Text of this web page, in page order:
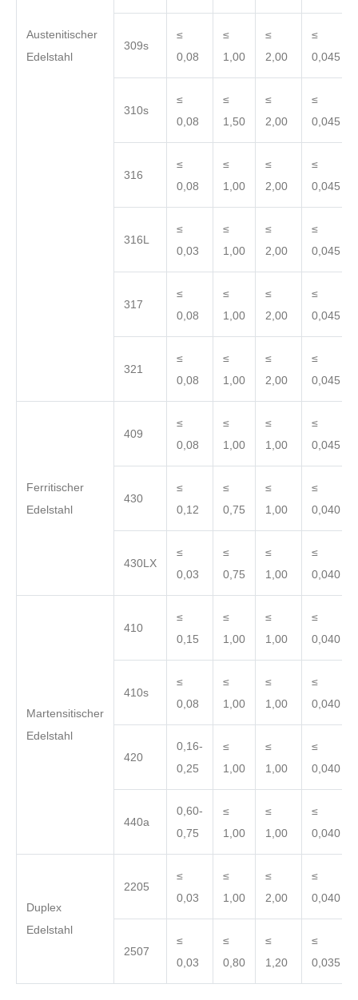
Austenitischer
Edelstahl
309s
≤
0,08
≤
1,00
≤
2,00
≤
0,045
310s
≤
0,08
≤
1,50
≤
2,00
≤
0,045
316
≤
0,08
≤
1,00
≤
2,00
≤
0,045
316L
≤
0,03
≤
1,00
≤
2,00
≤
0,045
317
≤
0,08
≤
1,00
≤
2,00
≤
0,045
321
≤
0,08
≤
1,00
≤
2,00
≤
0,045
Ferritischer
Edelstahl
409
≤
0,08
≤
1,00
≤
1,00
≤
0,045
430
≤
0,12
≤
0,75
≤
1,00
≤
0,040
430LX
≤
0,03
≤
0,75
≤
1,00
≤
0,040
Martensitischer
Edelstahl
410
≤
0,15
≤
1,00
≤
1,00
≤
0,040
410s
≤
0,08
≤
1,00
≤
1,00
≤
0,040
420
0,16-
0,25
≤
1,00
≤
1,00
≤
0,040
440a
0,60-
0,75
≤
1,00
≤
1,00
≤
0,040
Duplex
Edelstahl
2205
≤
0,03
≤
1,00
≤
2,00
≤
0,040
2507
≤
0,03
≤
0,80
≤
1,20
≤
0,035